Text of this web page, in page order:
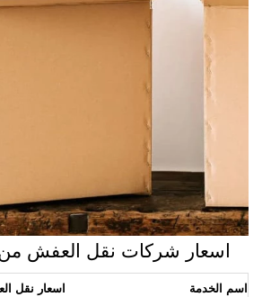
اسعار شركات نقل العفش من
الخدمة
اسعار نقل